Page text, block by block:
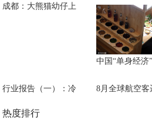
成都：大熊猫幼仔上
中国“单身经济
行业报告（一）：冷 8月全球航空客
热度排行